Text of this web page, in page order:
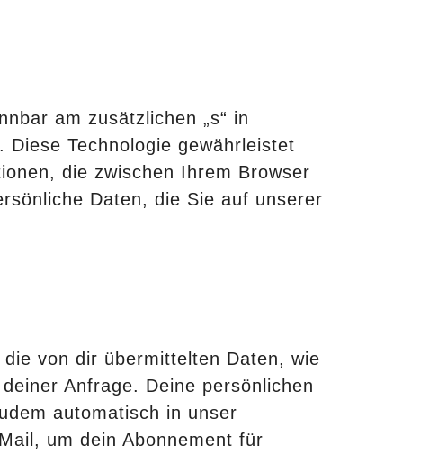
am zusätzlichen „s“ in
Technologie gewährleistet
die zwischen Ihrem Browser
Daten, die Sie auf unserer
von dir übermittelten Daten, wie
Anfrage. Deine persönlichen
automatisch in unser
um dein Abonnement für